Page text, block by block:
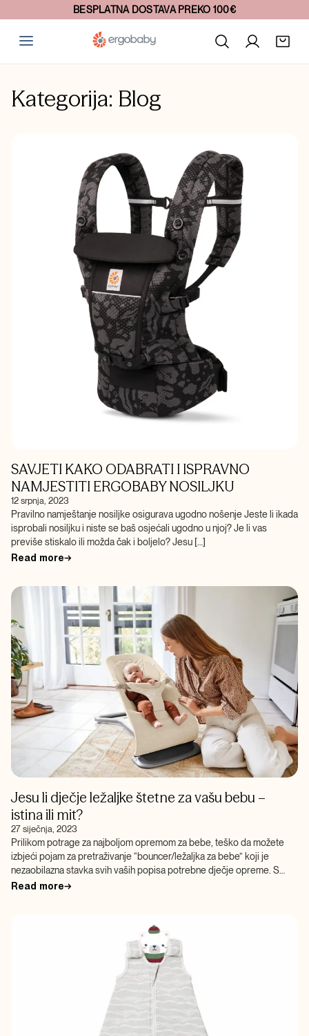
20+ GODINA INOVACIJA
Kategorija: Blog
SAVJETI KAKO ODABRATI I ISPRAVNO
NAMJESTITI ERGOBABY NOSILJKU
12 srpnja, 2023
Pravilno namještanje nosiljke osigurava ugodno nošenje Jeste li ikada
isprobali nosiljku i niste se baš osjećali ugodno u njoj? Je li vas
previše stiskalo ili možda čak i boljelo? Jesu […]
Read more→
Jesu li dječje ležaljke štetne za vašu bebu –
istina ili mit?
27 siječnja, 2023
Prilikom potrage za najboljom opremom za bebe, teško da možete
izbjeći pojam za pretraživanje “bouncer/ležaljka za bebe” koji je
nezaobilazna stavka svih vaših popisa potrebne dječje opreme. S
obzirom da […]
Read more→